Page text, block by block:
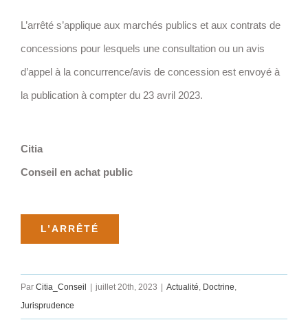
L’arrêté s’applique aux marchés publics et aux contrats de
concessions pour lesquels une consultation ou un avis
d’appel à la concurrence/avis de concession est envoyé à
la publication à compter du 23 avril 2023.
Citia
Conseil en achat public
L’ARRÊTÉ
Par Citia_Conseil | juillet 20th, 2023 | Actualité, Doctrine,
Jurisprudence